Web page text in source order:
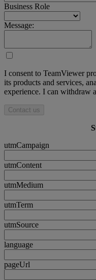
Business Role
Message:
I consent to TeamViewer
its products and services,
experience. I can withdraw
Contact us
utmCampaign
utmContent
utmMedium
utmTerm
utmSource
language
pageUrl